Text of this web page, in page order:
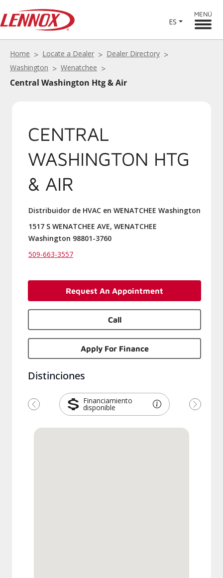
ES
MENÚ
Home Locate a Dealer
Dealer Directory
Washington
Wenatchee
Central Washington Htg & Air
CENTRAL
WASHINGTON HTG
& AIR
Distribuidor de HVAC en WENATCHEE Washington
1517 S WENATCHEE AVE, WENATCHEE
Washington 98801-3760
509-663-3557
Request An Appointment
Call
Apply For Finance
Distinciones
Financiamiento
disponible
Previous Next